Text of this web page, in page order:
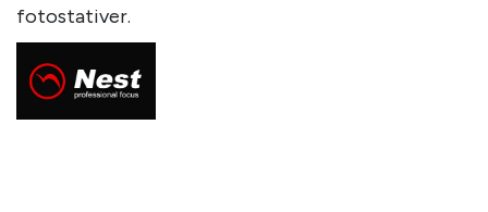
fotostativer.